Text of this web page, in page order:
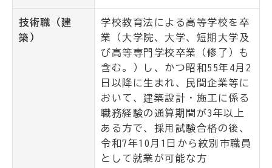
技術職（建
築）
学校教育法による高等学校を卒
業（大学院、大学、短期大学及
び高等専門学校卒業（修了）も
含む。）し、かつ昭和55年4月2
日以降に生まれ、民間企業等に
おいて、建築設計・施工に係る
職務経験の通算期間が3年以上
ある方で、採用試験合格の後、
令和7年10月1日から紋別市職員
として就業が可能な方